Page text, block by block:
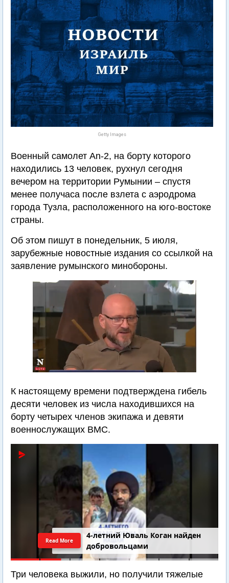
Getty Images
Военный самолет An-2, на борту которого
находились 13 человек, рухнул сегодня
вечером на территории Румынии – спустя
менее получаса после взлета с аэродрома
города Тузла, расположенного на юго-востоке
страны.
Об этом пишут в понедельник, 5 июля,
зарубежные новостные издания со ссылкой на
заявление румынского минобороны.
К настоящему времени подтверждена гибель
десяти человек из числа находившихся на
борту четырех членов экипажа и девяти
военнослужащих ВМС.
4-летний Юваль Коган найден
добровольцами
Read More
Три человека выжили, но получили тяжелые